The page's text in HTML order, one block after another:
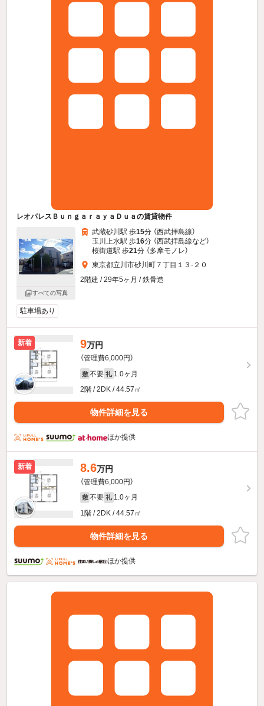
レオパレスＢｕｎｇａｒａｙａＤｕａの賃貸物件
すべての写真
武蔵砂川駅 歩15分 （西武拝島線）
玉川上水駅 歩16分 （西武拝島線など）
桜街道駅 歩21分 （多摩モノレ）
東京都立川市砂川町７丁目１３-２０
2階建 / 29年5ヶ月 / 鉄骨造
駐車場あり
新着 9万円
（管理費6,000円）
敷 不要 礼 1.0ヶ月
2階 / 2DK / 44.57㎡
物件詳細を見る
ほか提供
新着 8.6万円
（管理費6,000円）
敷 不要 礼 1.0ヶ月
1階 / 2DK / 44.57㎡
物件詳細を見る
ほか提供